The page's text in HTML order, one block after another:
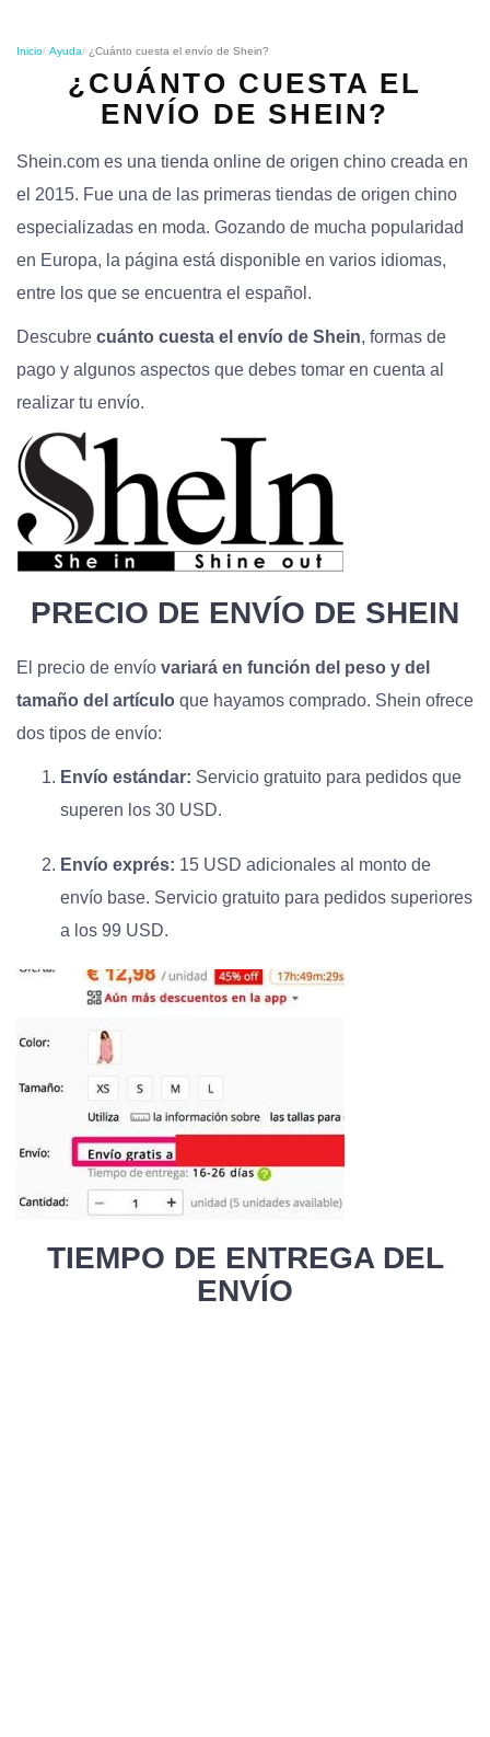
Inicio Ayuda ¿Cuánto cuesta el envío de Shein?
¿CUÁNTO CUESTA EL
ENVÍO DE SHEIN?
Shein.com es una tienda online de origen chino creada en
el 2015. Fue una de las primeras tiendas de origen chino
especializadas en moda. Gozando de mucha popularidad
en Europa, la página está disponible en varios idiomas,
entre los que se encuentra el español.
Descubre cuánto cuesta el envío de Shein, formas de
pago y algunos aspectos que debes tomar en cuenta al
realizar tu envío.
PRECIO DE ENVÍO DE SHEIN
El precio de envío variará en función del peso y del
tamaño del artículo que hayamos comprado. Shein ofrece
dos tipos de envío:
Envío estándar: Servicio gratuito para pedidos que
superen los 30 USD.
Envío exprés: 15 USD adicionales al monto de
envío base. Servicio gratuito para pedidos superiores
a los 99 USD.
TIEMPO DE ENTREGA DEL
ENVÍO